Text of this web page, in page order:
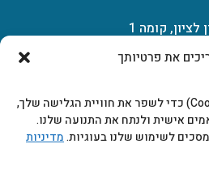
את פרטיותך
אנו משתמשים בעוגיות (Cookies) כדי לשפר את חוויית הגלישה שלך,
אישית ולנתח את התנועה שלנו.
לשימוש שלנו בעוגיות.מדיניות